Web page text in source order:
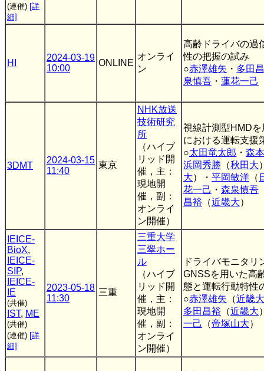
(連催) [詳
細]
HI
2024-03-19
10:00
ONLINE
オンライ
ン
高齢ドライバの過
性の把握の試み
○赤澤雄矢 ・ 多田
泉慎吾 ・ 蓮花一己
3DMT
2024-03-15
11:40
東京
NHK放送
技術研究
所
（ハイブ
リッド開
催，主：
現地開
催，副：
オンライ
ン開催）
視線計測型HMD
における運転支援
○太田竜太郎 ・ 森
浜岡秀勝 （秋田大
大）・ 平岡敏洋 （
花一己 ・ 森泉慎吾
昌裕 （近畿大）
IEICE-
BioX,
IEICE-
SIP,
IEICE-
IE
(共催)
IST, ME
(共催)
(連催) [詳
細]
2023-05-18
11:30
三重
三重大学
三翠ホー
ル
（ハイブ
リッド開
催，主：
現地開
催，副：
オンライ
ン開催）
ドライバモニタリ
GNSSを用いた高
態と運転行動特性
○赤澤雄矢 （近畿
多田昌裕 （近畿大
一己
（帝塚山大）